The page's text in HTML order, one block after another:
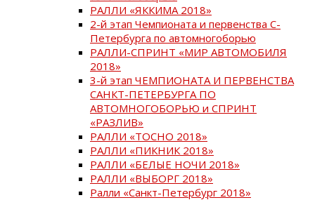
РАЛЛИ «ЯККИМА 2018»
2-й этап Чемпионата и первенства С-
Петербурга по автомногоборью
РАЛЛИ-СПРИНТ «МИР АВТОМОБИЛЯ
2018»
3-й этап ЧЕМПИОНАТА И ПЕРВЕНСТВА
САНКТ-ПЕТЕРБУРГА ПО
АВТОМНОГОБОРЬЮ и СПРИНТ
«РАЗЛИВ»
РАЛЛИ «ТОСНО 2018»
РАЛЛИ «ПИКНИК 2018»
РАЛЛИ «БЕЛЫЕ НОЧИ 2018»
РАЛЛИ «ВЫБОРГ 2018»
Ралли «Санкт-Петербург 2018»